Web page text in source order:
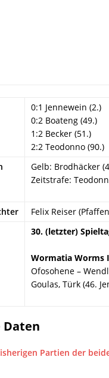
0:1 Jennewein (2.)
0:2 Boateng (49.)
1:2 Becker (51.)
2:2 Teodonno (90.)
Gelb: Brodhäcker
Zeitstrafe:
Felix Reiser
30. (letzter)
Wormatia Worms
Ofosohene –
Goulas, Türk (46.
Partien der